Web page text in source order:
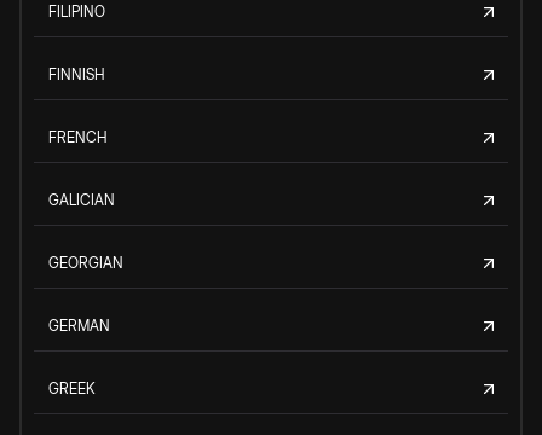
FILIPINO
FINNISH
FRENCH
GALICIAN
GEORGIAN
GERMAN
GREEK